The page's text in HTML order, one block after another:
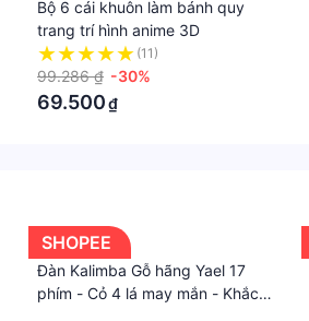
Bộ 6 cái khuôn làm bánh quy
trang trí hình anime 3D
(11)
99.286 ₫ -30%
69.500₫
SHOPEE
Đàn Kalimba Gỗ hãng Yael 17
phím - Cỏ 4 lá may mắn - Khắc